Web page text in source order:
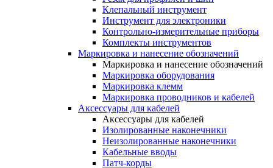
Клепальный инструмент
Инструмент для электроники
Контрольно-измерительные приборы
Комплекты инструментов
Маркировка и нанесение обозначений
Маркировка и нанесение обозначений
Маркировка оборудования
Маркировка клемм
Маркировка проводников и кабелей
Аксессуары для кабелей
Аксессуары для кабелей
Изолированные наконечники
Неизолированные наконечники
Кабельные вводы
Патч-корды